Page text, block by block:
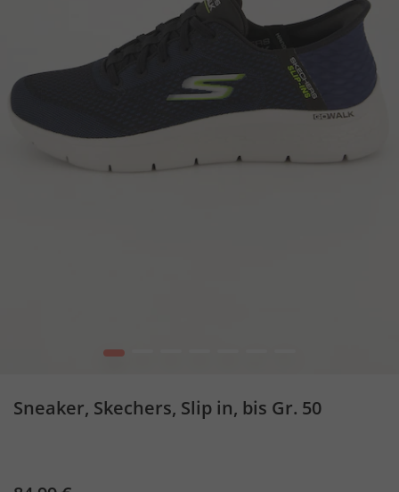
1
Sneaker, Skechers, Slip in, bis Gr. 50